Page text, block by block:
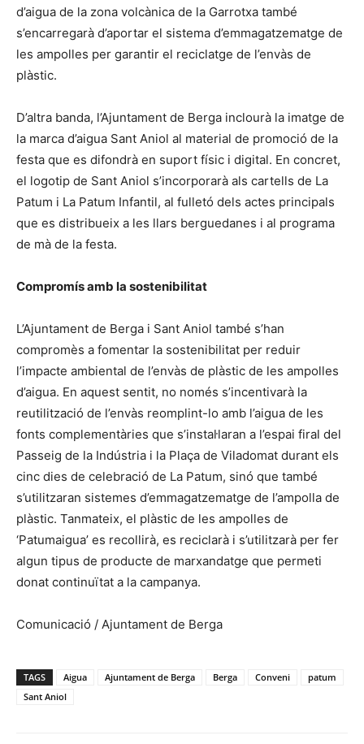
d’aigua de la zona volcànica de la Garrotxa també
s’encarregarà d’aportar el sistema d’emmagatzematge de
les ampolles per garantir el reciclatge de l’envàs de
plàstic.
D’altra banda, l’Ajuntament de Berga inclourà la imatge de
la marca d’aigua Sant Aniol al material de promoció de la
festa que es difondrà en suport físic i digital. En concret,
el logotip de Sant Aniol s’incorporarà als cartells de La
Patum i La Patum Infantil, al fulletó dels actes principals
que es distribueix a les llars berguedanes i al programa
de mà de la festa.
Compromís amb la sostenibilitat
L’Ajuntament de Berga i Sant Aniol també s’han
compromès a fomentar la sostenibilitat per reduir
l’impacte ambiental de l’envàs de plàstic de les ampolles
d’aigua. En aquest sentit, no només s’incentivarà la
reutilització de l’envàs reomplint-lo amb l’aigua de les
fonts complementàries que s’instal·laran a l’espai firal del
Passeig de la Indústria i la Plaça de Viladomat durant els
cinc dies de celebració de La Patum, sinó que també
s’utilitzaran sistemes d’emmagatzematge de l’ampolla de
plàstic. Tanmateix, el plàstic de les ampolles de
‘Patumaigua’ es recollirà, es reciclarà i s’utilitzarà per fer
algun tipus de producte de marxandatge que permeti
donat continuïtat a la campanya.
Comunicació / Ajuntament de Berga
TAGS Aigua Ajuntament de Berga Berga Conveni
patum
Sant Aniol